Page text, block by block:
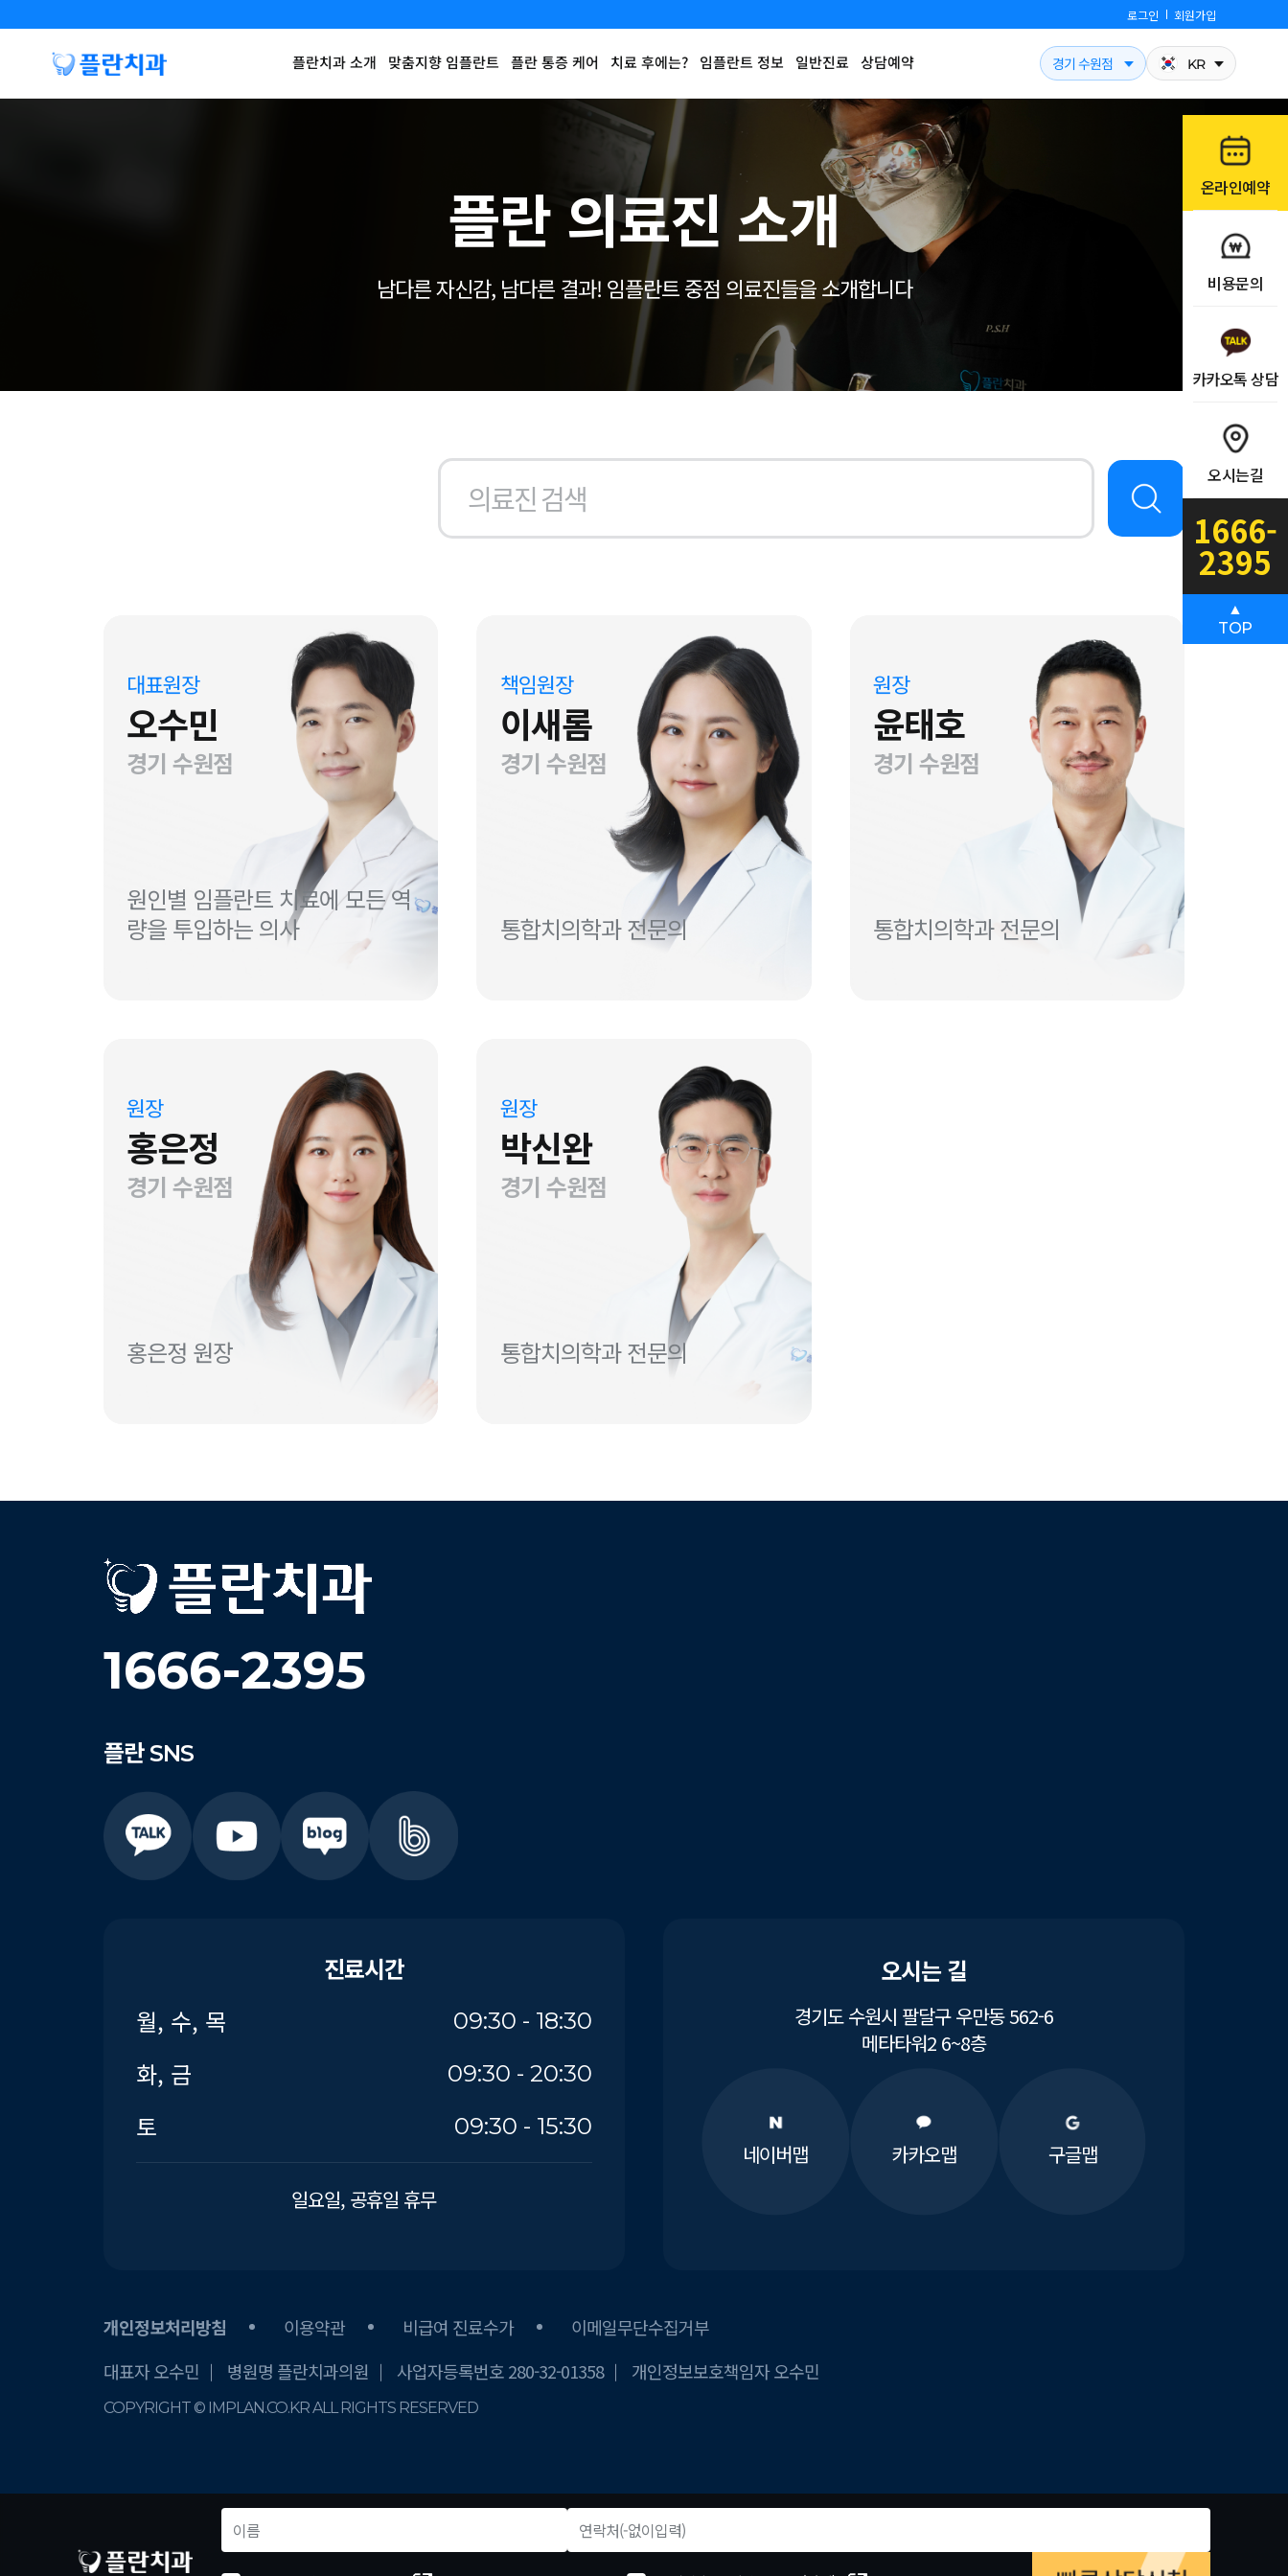
로그인 회원가입
플란치과 소개 맞춤지향 임플란트 플란 통증 케어 치료 후에는? 임플란트 정보 일반진료 상담예약 경기 수원점 KR
플란 의료진 소개
남다른 자신감, 남다른 결과! 임플란트 중점 의료진들을 소개합니다
대표원장
오수민
경기 수원점
원인별 임플란트 치료에 모든 역
량을 투입하는 의사
책임원장
이새롬
경기 수원점
통합치의학과 전문의
원장
윤태호
경기 수원점
통합치의학과 전문의
원장
홍은정
경기 수원점
홍은정 원장
원장
박신완
경기 수원점
통합치의학과 전문의
1666-2395
플란SNS
진료시간
월, 수, 목
09:30 - 18:30
화, 금 09:30 - 20:30
토 09:30 - 15:30
일요일, 공휴일 휴무
오시는 길
경기도 수원시 팔달구 우만동 562-6
메타타워2 6~8층
네이버맵 카카오맵 구글맵
개인정보처리방침 이용약관 비급여 진료수가
이메일무단수집거부
대표자 오수민
병원명 플란치과의원 사업자등록번호 280-32-01358 개인정보보호책임자 오수민
COPYRIGHT © IMPLAN.CO.KR ALL RIGHTS RESERVED
온라인예약
비용문의
카카오톡 상담
오시는길
1666-
2395
▲
TOP